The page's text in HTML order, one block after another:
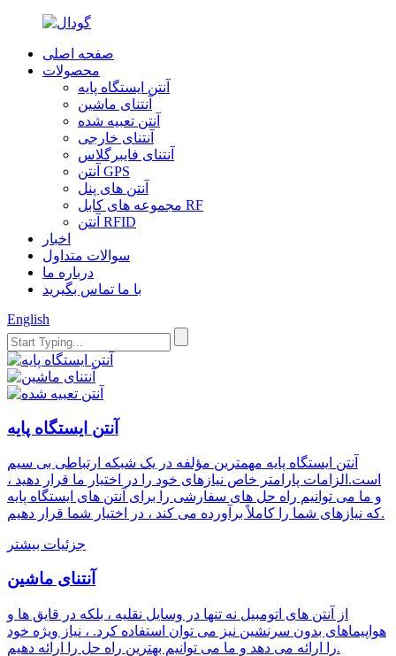
صفحه اصلی
محصولات
آنتن ایستگاه پایه
آنتنای ماشین
آنتن تعبیه شده
آنتنای خارجی
آنتنای فایبرگلاس
آنتن GPS
آنتن های پنل
مجموعه های کابل RF
آنتن RFID
اخبار
سوالات متداول
درباره ما
با ما تماس بگیرید
English
آنتن ایستگاه پایه
آنتن ایستگاه پایه مهمترین مؤلفه در یک شبکه ارتباطی بی سیم
است.الزامات پارامتر خاص نیازهای خود را در اختیار ما قرار دهید ،
و ما می توانیم راه حل های سفارشی را برای آنتن های ایستگاه پایه
که نیازهای شما را کاملاً برآورده می کند ، در اختیار شما قرار دهیم.
جزئیات بیشتر
آنتنای ماشین
از آنتن های اتومبیل نه تنها در وسایل نقلیه ، بلکه در قایق ها و
هواپیماهای بدون سرنشین نیز می توان استفاده کرد. ، نیاز ویژه خود
را ارائه می دهد و ما می توانیم بهترین راه حل را ارائه دهیم.